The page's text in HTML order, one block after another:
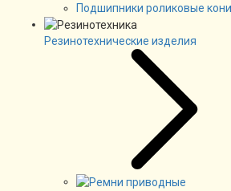
Подшипники роликовые
Резинотехнические изделия